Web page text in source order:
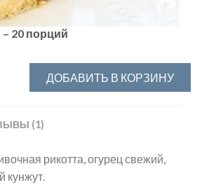
– 20 порций
ДОБАВИТЬ В КОРЗИНУ
(1)
рикотта, огурец свежий,
кунжут.